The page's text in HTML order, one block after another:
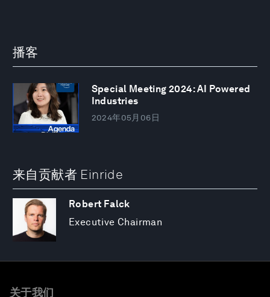
播客
Special Meeting 2024: AI Powered
Industries
2024年05月06日
来自贡献者 Einride
Robert Falck
Executive Chairman
关于我们